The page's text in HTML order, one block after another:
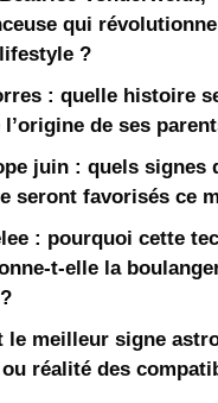
qui
?
: quelle histoire
de ses
juin : quels signes
seront favorisés ce
: pourquoi cette
t-elle la
le meilleur signe
réalité des